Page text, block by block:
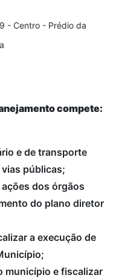
- Centro - Prédio da
compete:
e de transporte
públicas;
dos órgãos
do plano diretor
a execução de
município e fiscalizar